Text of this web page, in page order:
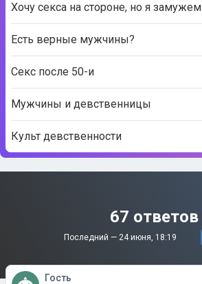
Хочу секса на стороне, но я замужем
Есть верные мужчины?
Секс после 50-и
Мужчины и девственницы
Культ девственности
67 ответов
Последний — 24 июня, 18:19
Гость